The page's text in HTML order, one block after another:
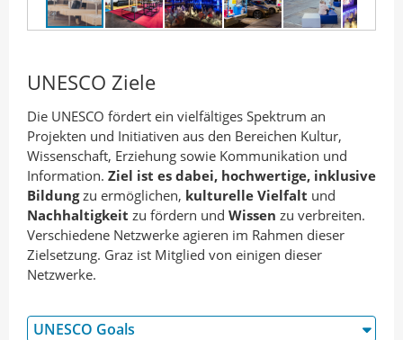
UNESCO Ziele
Die UNESCO fördert ein vielfältiges Spektrum an
Projekten und Initiativen aus den Bereichen Kultur,
Wissenschaft, Erziehung sowie Kommunikation und
Information. Ziel ist es dabei, hochwertige, inklusive
Bildungzu ermöglichen, kulturelle Vielfalt und
Nachhaltigkeit zu fördern und Wissen zu verbreiten.
Verschiedene Netzwerke agieren im Rahmen dieser
Zielsetzung. Graz ist Mitglied von einigen dieser
Netzwerke.
UNESCO Goals